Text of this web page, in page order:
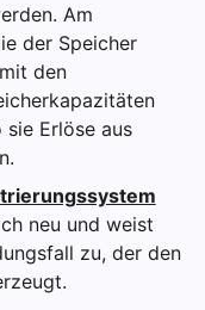
Am
der Speicher
den
Erlöse aus
neu und weist
zu, der den